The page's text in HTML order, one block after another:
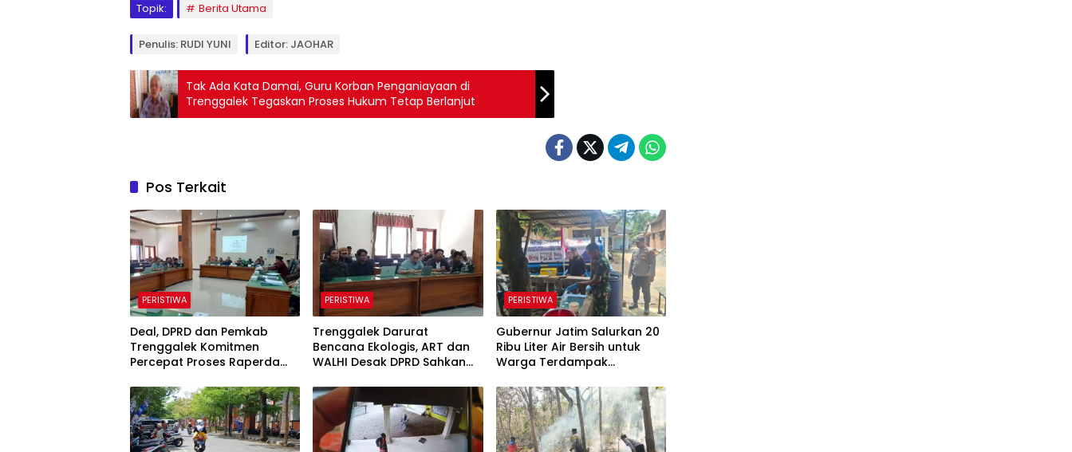
Topik:
Berita Utama
Penulis: RUDI YUNI Editor: JAOHAR
Tak Ada Kata Damai, Guru Korban Penganiayaan di
Trenggalek Tegaskan Proses Hukum Tetap Berlanjut
Pos Terkait
PERISTIWA
Deal, DPRD dan Pemkab
Trenggalek Komitmen
Percepat Proses Raperda
PERISTIWA
Trenggalek Darurat
Bencana Ekologis, ART dan
WALHI Desak DPRD Sahkan
PERISTIWA
Gubernur Jatim Salurkan 20
Ribu Liter Air Bersih untuk
Warga Terdampak
Trenggalek